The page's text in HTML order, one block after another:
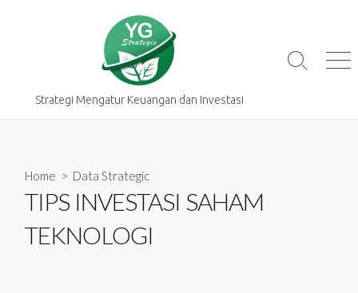
Strategi Mengatur Keuangan dan Investasi
Search
Home > Data Strategic
TIPS INVESTASI SAHAM
TEKNOLOGI